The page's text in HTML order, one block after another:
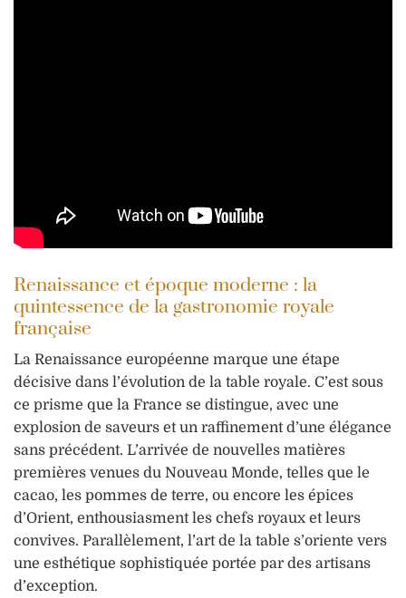
Renaissance et époque moderne : la
quintessence de la gastronomie royale
française
La Renaissance européenne marque une étape
décisive dans l’évolution de la table royale. C’est sous
ce prisme que la France se distingue, avec une
explosion de saveurs et un raffinement d’une élégance
sans précédent. L’arrivée de nouvelles matières
premières venues du Nouveau Monde, telles que le
cacao, les pommes de terre, ou encore les épices
d’Orient, enthousiasment les chefs royaux et leurs
convives. Parallèlement, l’art de la table s’oriente vers
une esthétique sophistiquée portée par des artisans
d’exception.